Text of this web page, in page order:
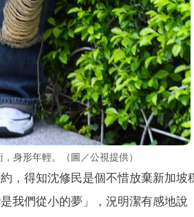
身形年輕。（圖／公視提供）
，得知沈修民是個不惜放棄新加坡
我們從小的夢」，況明潔有感地說